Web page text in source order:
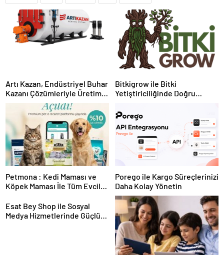
Artı Kazan, Endüstriyel Buhar
Kazanı Çözümleriyle Üretim
Tesislerine Verimli Sistemler
Sunuyor
Bitkigrow ile Bitki
Yetiştiriciliğinde Doğru
Petmona : Kedi Maması ve
Köpek Maması İle Tüm Evcil
Porego ile Kargo Süreçlerinizi
Daha Kolay Yönetin
Esat Bey Shop ile Sosyal
Medya Hizmetlerinde Güçlü